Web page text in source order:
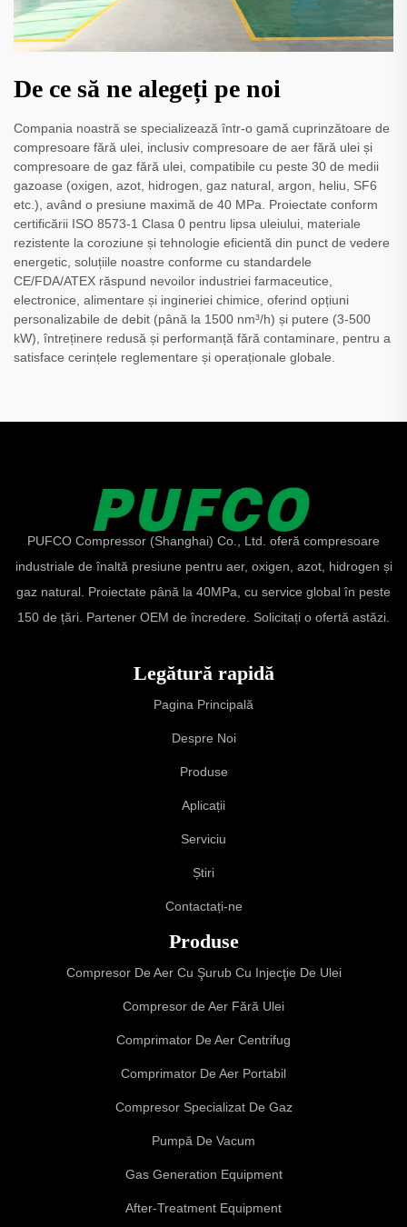
De ce să ne alegeți pe noi
Compania noastră se specializează într-o gamă cuprinzătoare de
compresoare fără ulei, inclusiv compresoare de aer fără ulei și
compresoare de gaz fără ulei, compatibile cu peste 30 de medii
gazoase (oxigen, azot, hidrogen, gaz natural, argon, heliu, SF6
etc.), având o presiune maximă de 40 MPa. Proiectate conform
certificării ISO 8573-1 Clasa 0 pentru lipsa uleiului, materiale
rezistente la coroziune și tehnologie eficientă din punct de vedere
energetic, soluțiile noastre conforme cu standardele
CE/FDA/ATEX răspund nevoilor industriei farmaceutice,
electronice, alimentare și ingineriei chimice, oferind opțiuni
personalizabile de debit (până la 1500 nm³/h) și putere (3-500
kW), întreținere redusă și performanță fără contaminare, pentru a
satisface cerințele reglementare și operaționale globale.
PUFCO Compressor (Shanghai) Co., Ltd. oferă compresoare
industriale de înaltă presiune pentru aer, oxigen, azot, hidrogen și
gaz natural. Proiectate până la 40MPa, cu service global în peste
150 de țări. Partener OEM de încredere. Solicitați o ofertă astăzi.
Legătură rapidă
Pagina Principală
Despre Noi
Produse
Aplicații
Serviciu
Știri
Contactați-ne
Produse
Compresor De Aer Cu Şurub Cu Injecţie De Ulei
Compresor de Aer Fără Ulei
Comprimator De Aer Centrifug
Comprimator De Aer Portabil
Compresor Specializat De Gaz
Pumpă De Vacum
Gas Generation Equipment
After-Treatment Equipment